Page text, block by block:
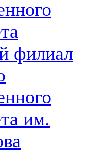
филиал
им.